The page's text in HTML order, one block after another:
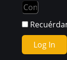
Log In